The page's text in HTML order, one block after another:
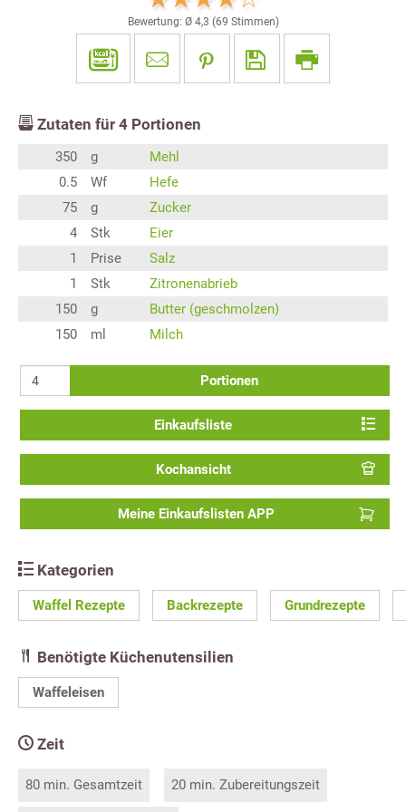
Bewertung: Ø 4,3 (69 Stimmen)
Zutaten für 4 Portionen
350 g
Mehl
0.5
Wf
Hefe
75
g
Zucker
4
Stk
Eier
1
Prise
Salz
1
Stk
Zitronenabrieb
150
g
Butter (geschmolzen)
150
ml Milch
Portionen
Einkaufsliste
Kochansicht
Meine Einkaufslisten APP
Kategorien
Waffel Rezepte Backrezepte Grundrezepte
Benötigte Küchenutensilien
Waffeleisen
Zeit
80 min. Gesamtzeit 20 min. Zubereitungszeit